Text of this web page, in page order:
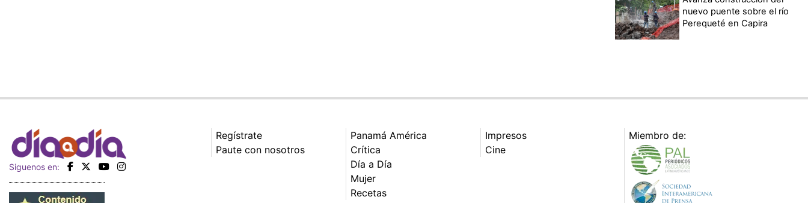
nuevo puente sobre el río
Perequeté en Capira
Siguenos en:
Regístrate
Paute con nosotros
Panamá América
Crítica
Día a Día
Mujer
Recetas
Impresos
Cine
Miembro de: